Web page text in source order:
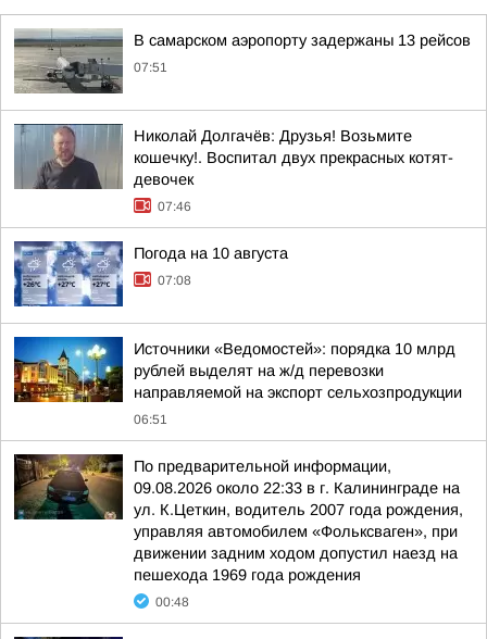
В самарском аэропорту задержаны 13 рейсов
07:51
Николай Долгачёв: Друзья! Возьмите
кошечку!. Воспитал двух прекрасных котят-
девочек
07:46
Погода на 10 августа
07:08
Источники «Ведомостей»: порядка 10 млрд
рублей выделят на ж/д перевозки
направляемой на экспорт сельхозпродукции
06:51
По предварительной информации,
09.08.2026 около 22:33 в г. Калининграде на
ул. К.Цеткин, водитель 2007 года рождения,
управляя автомобилем «Фольксваген», при
движении задним ходом допустил наезд на
пешехода 1969 года рождения
00:48